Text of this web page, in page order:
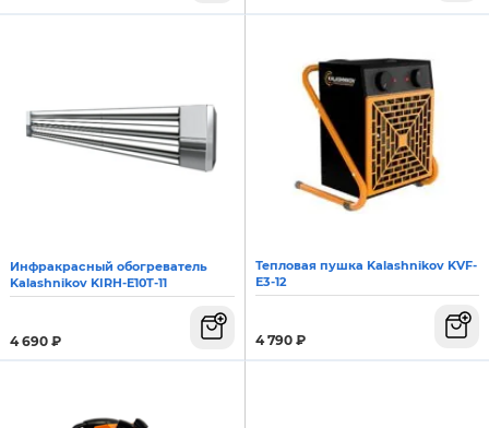
Инфракрасный обогреватель
Kalashnikov KIRH-E10T-11
4 690 ₽
Тепловая пушка Kalashnikov KVF-
E3-12
4 790 ₽